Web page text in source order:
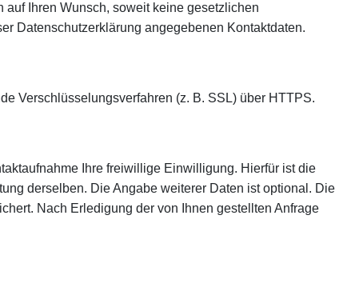
Ihren Wunsch, soweit keine gesetzlichen
Datenschutzerklärung angegebenen Kontaktdaten.
Verschlüsselungsverfahren (z. B. SSL) über HTTPS.
Ihre freiwillige Einwilligung. Hierfür ist die
derselben. Die Angabe weiterer Daten ist optional. Die
Nach Erledigung der von Ihnen gestellten Anfrage